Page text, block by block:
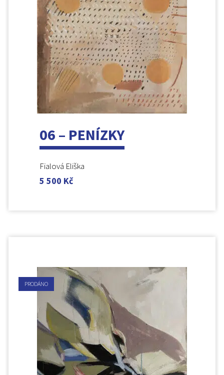
06 – PENÍZKY
Fialová Eliška
5 500 Kč
PRODÁNO